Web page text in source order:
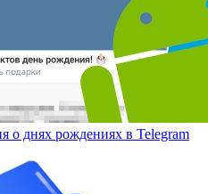
о днях рождениях в Telegram